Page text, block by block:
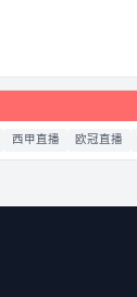
西甲直播 欧冠直播